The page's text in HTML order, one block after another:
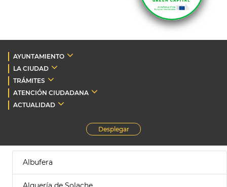
AYUNTAMIENTO
LA CIUDAD
TRÁMITES
ATENCIÓN CIUDADANA
ACTUALIDAD
Desplegar
Albufera